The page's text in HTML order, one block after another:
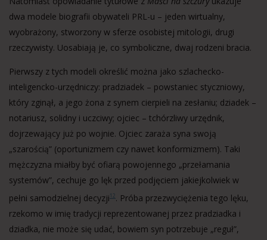
dwa modele biografii obywateli PRL-u – jeden wirtualny,
wyobrażony, stworzony w sferze osobistej mitologii, drugi
rzeczywisty. Uosabiają je, co symboliczne, dwaj rodzeni bracia.
Pierwszy z tych modeli określić można jako szlachecko-
inteligencko-urzędniczy: pradziadek – powstaniec styczniowy,
który zginął, a jego żona z synem cierpieli na zesłaniu; dziadek –
notariusz, solidny i uczciwy; ojciec – tchórzliwy urzędnik,
dojrzewający już po wojnie. Ojciec zaraża syna swoją
„szarością” (oportunizmem czy nawet konformizmem). Taki
mężczyzna miałby być ofiarą powojennego „przełamania
systemów”, cechuje go lęk przed podjęciem jakiejkolwiek w
pełni samodzielnej decyzji 12. Próba przezwyciężenia tego lęku,
rzekomo w imię tradycji reprezentowanej przez pradziadka i
dziadka, nie może się udać, bowiem syn potrzebuje „reguł”,